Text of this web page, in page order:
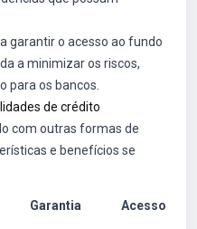
garantir o acesso ao fundo
a minimizar os riscos,
para os bancos.
de crédito
com outras formas de
e benefícios se
Garantia Acesso